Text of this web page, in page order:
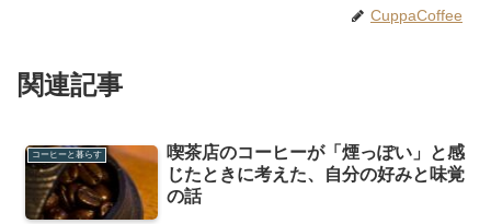
CuppaCoffee
関連記事
コーヒーと暮らす
喫茶店のコーヒーが「煙っぽい」と感
じたときに考えた、自分の好みと味覚
の話